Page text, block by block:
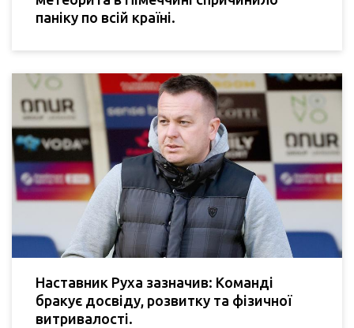
паніку по всій країні.
Наставник Руха зазначив: Команді
бракує досвіду, розвитку та фізичної
витривалості.